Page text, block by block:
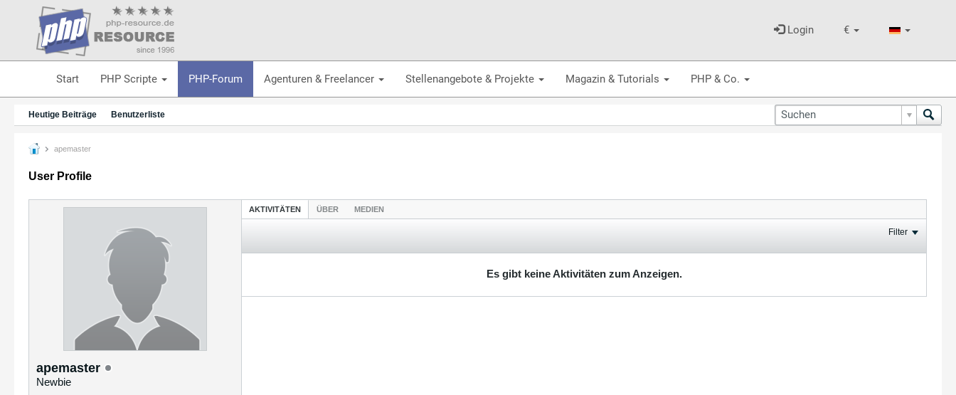
€
Login
Start PHP Scripte PHP-Forum Agenturen & Freelancer Stellenangebote & Projekte Magazin & Tutorials PHP & Co.
Heutige Beiträge Benutzerliste
apemaster
User Profile
apemaster
Newbie
AKTIVITÄTEN ÜBER MEDIEN
Filter
Es gibt keine Aktivitäten zum Anzeigen.